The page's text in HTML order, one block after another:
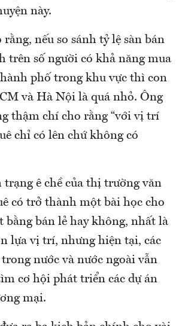
này.
rằng, nếu so sánh tỷ lệ sàn bán
trên số người có khả năng mua
phố trong khu vực thì con
và Hà Nội là quá nhỏ. Ông
thậm chí cho rằng “với vị trí
chỉ có lên chứ không có
ê chề của thị trường văn
có trở thành một bài học cho
bán lẻ hay không, nhất là
lựa vị trí, nhưng hiện tại, các
nước và nước ngoài vẫn
cơ hội phát triển các dự án
mại.